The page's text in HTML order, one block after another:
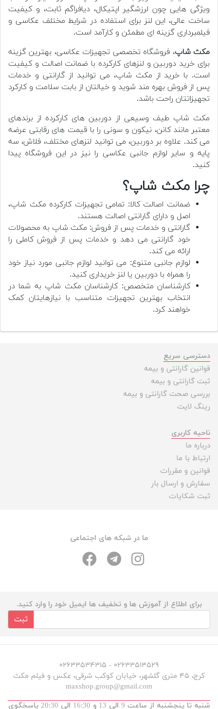
ویژگی هایی چون لرزشگیر اپتیکال، دیافراگم ثابت، و کیفیت
ساخت عالی، این لنز برای استفاده در شرایط مختلف عکاسی و
فیلمبرداری گزینه ای مطمئن و کارآمد است.
مکث شاپ، فروشگاه تخصصی تجهیزات عکاسی، بهترین گزینه
برای خرید دوربین و لنزهای کارکرده با ضمانت اصالت و کیفیت
است. با خرید از مکث شاپ، می توانید از گارانتی و خدمات
پس از فروش بهره مند شوید و خیالتان از بابت سلامت و کارکرد
تجهیزاتتان راحت باشد.
مکث شاپ طیف وسیعی از دوربین های کارکرده از برندهای
معتبر مانند کانن، نیکون و سونی را با قیمت های رقابتی عرضه
می کند. علاوه بر دوربین، می توانید لنزهای مختلف، فلاش، سه
پایه و سایر لوازم جانبی عکاسی را نیز در این فروشگاه پیدا
کنید.
چرا مکث شاپ؟
ضمانت اصالت کالا: تمامی تجهیزات کارکرده مکث شاپ،
اصل و دارای گارانتی اصالت هستند.
گارانتی و خدمات پس از فروش: مکث شاپ به محصولات
خود گارانتی می دهد و خدمات پس از فروش کاملی را
ارائه می کند.
لوازم جانبی متنوع: می توانید لوازم جانبی مورد نیاز خود
را همراه با دوربین یا لنز خریداری کنید.
کارشناسان متخصص: کارشناسان مکث شاپ به شما در
انتخاب بهترین تجهیزات متناسب با نیازهایتان کمک
خواهند کرد.
دسترسی سریع
قوانین گارانتی و بیمه
ثبت گارانتی و بیمه
بررسی صحت گارانتی و بیمه
رینگ لایت
ناحیه کاربری
درباره ما
ارتباط با ما
قوانین و مقررات
سفارش و ارسال بار
ثبت شکایات
ما در شبکه های اجتماعی
برای اطلاع از آموزش ها و تخفیف ها ایمیل خود را وارد کنید.
ثبت
۰۲۶۳۳۵۱۳۵۲۹ - ۰۲۶۳۳۵۳۴۳۱۵
کرج، ۴۵ متری گلشهر، خیابان کوکب شرقی، عکس و فیلم مکث
maxshop.group@gmail.com
شنبه تا پنجشنبه از ساعت 9 الی 13 و 16:30 الی 20:30 پاسخگوی